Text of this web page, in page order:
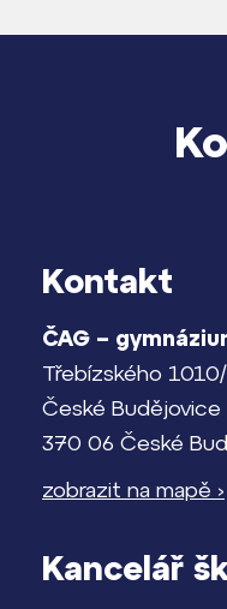
Kontakt
ČAG –
Třebízského
České Budějovice
370 06 České
zobrazit na mapě ›
Kancelář